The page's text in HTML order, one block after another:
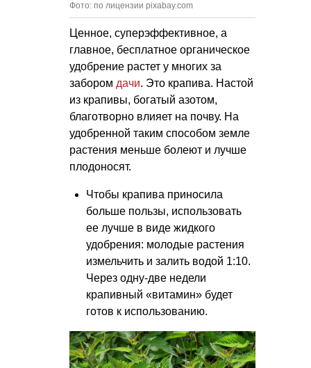
Фото: по лицензии pixabay.com
Ценное, суперэффективное, а
главное, бесплатное органическое
удобрение растет у многих за
забором дачи. Это крапива. Настой
из крапивы, богатый азотом,
благотворно влияет на почву. На
удобренной таким способом земле
растения меньше болеют и лучше
плодоносят.
Чтобы крапива приносила
больше пользы, использовать
ее лучше в виде жидкого
удобрения: молодые растения
измельчить и залить водой 1:10.
Через одну-две недели
крапивный «витамин» будет
готов к использованию.